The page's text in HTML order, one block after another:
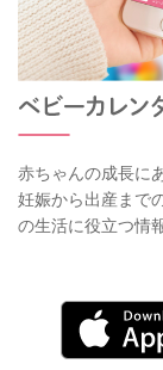
赤ちゃんの成長に
妊娠から出産まで
の生活に役立つ情